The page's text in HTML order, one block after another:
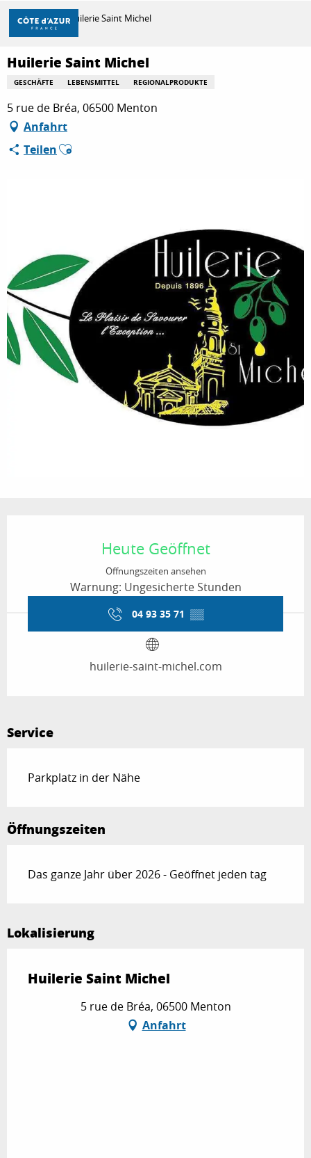
Aller
contenu
principal
ENTDECKEN
ZU TUN
Startseite Huilerie Saint Michel
Huilerie Saint Michel
GESCHÄFTE LEBENSMITTEL REGIONALPRODUKTE
5 rue de Bréa, 06500 Menton
Anfahrt
TeilenAjouter aux favoris
Heute Geöffnet
Öffnungszeiten ansehen
Warnung: Ungesicherte Stunden
04 93 35 71 ▒▒
huilerie-saint-michel.com
Service
Parkplatz in der Nähe
Öffnungszeiten
Das ganze Jahr über 2026 - Geöffnet jeden tag
Lokalisierung
Huilerie Saint Michel
5 rue de Bréa, 06500 Menton
Anfahrt